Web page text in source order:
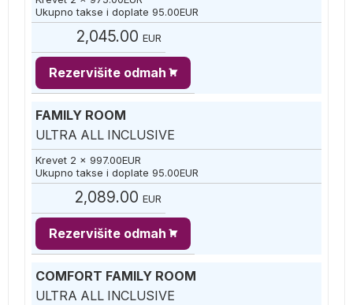
Ukupno takse i doplate 95.00EUR
2,045.00 EUR
Rezervišite odmah
FAMILY ROOM
ULTRA ALL INCLUSIVE
Krevet 2 x 997.00EUR
Ukupno takse i doplate 95.00EUR
2,089.00 EUR
Rezervišite odmah
COMFORT FAMILY ROOM
ULTRA ALL INCLUSIVE